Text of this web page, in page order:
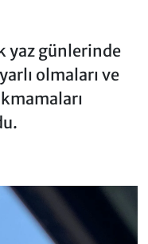
yaz günlerinde
olmaları ve